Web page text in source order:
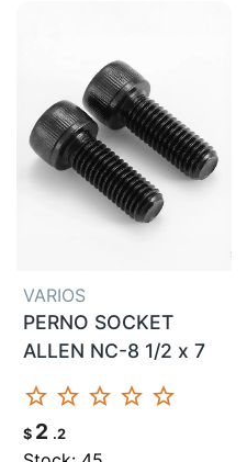
VARIOS
PERNO SOCKET
ALLEN NC-8 1/2 x 7
star_border star_border star_border star_border star_border
$ 2 .2